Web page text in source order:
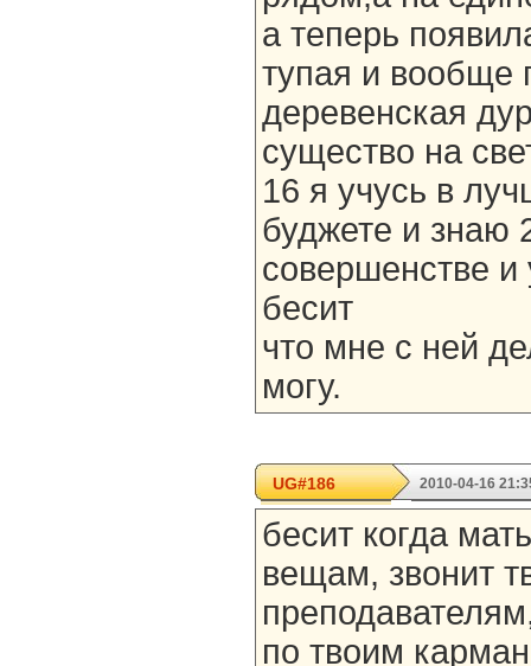
а теперь
тупая и вообще
деревенская
существо на
16 я учусь в
буджете и знаю
совершенстве и
бесит
что мне с ней
могу.
UG#186 2010-04-16
бесит когда
вещам, звонит
по твоим